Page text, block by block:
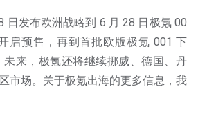
日发布欧洲战略到 6 月 28 日极氪 00
启预售，再到首批欧版极氪 001 下
来，极氪还将继续挪威、德国、丹
市场。关于极氪出海的更多信息，我